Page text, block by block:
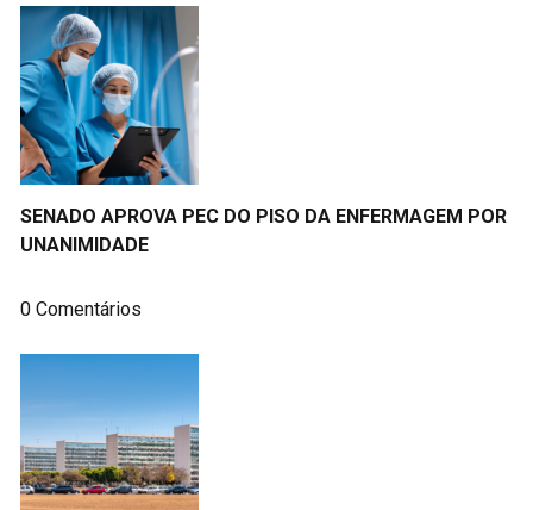
SENADO APROVA PEC DO PISO DA ENFERMAGEM POR
UNANIMIDADE
0 Comentários